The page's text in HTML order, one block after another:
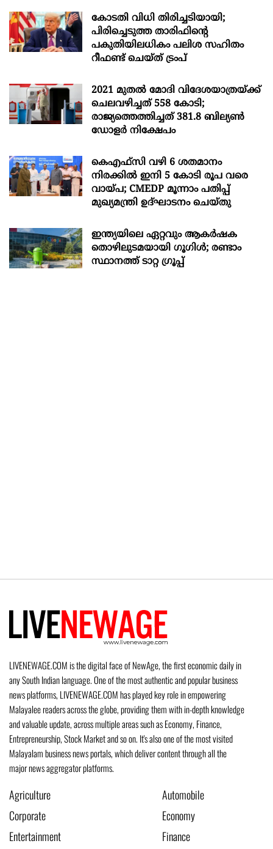
കോടതി വിധി തിരിച്ചടിയായി;
പിരിച്ചെടുത്ത താരിഫിന്‍റെ
പകുതിയിലധികം പലിശ സഹിതം
റീഫണ്ട് ചെയ്ത് ട്രംപ്
2021 മുതൽ മോദി വിദേശയാത്രയ്ക്ക്
ചെലവഴിച്ചത് 558 കോടി;
രാജ്യത്തെത്തിച്ചത് 381.8 ബില്യൺ
ഡോളർ നിക്ഷേപം
കെഎഫ്സി വഴി 6 ശതമാനം
നിരക്കിൽ ഇനി 5 കോടി രൂപ വരെ
വായ്പ; CMEDP മൂന്നാം പതിപ്പ്
മുഖ്യമന്ത്രി ഉദ്ഘാടനം ചെയ്തു
ഇന്ത്യയിലെ ഏറ്റവും ആകര്‍ഷക
തൊഴിലുടമയായി ഗൂഗിള്‍; രണ്ടാം
സ്ഥാനത്ത് ടാറ്റ ഗ്രൂപ്പ്
LIVENEWAGE.COM is the digital face of NewAge, the first economic daily in
any South Indian language. One of the most authentic and popular business
news platforms, LIVENEWAGE.COM has played key role in empowering
Malayalee readers across the globe, providing them with in-depth knowledge
and valuable update, across multiple areas such as Economy, Finance,
Entrepreneurship, Stock Market and so on. It's also one of the most visited
Malayalam business news portals, which deliver content through all the
major news aggregator platforms.
Agriculture
Automobile
Corporate
Economy
Entertainment
Finance